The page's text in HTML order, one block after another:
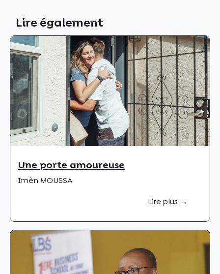
Lire également
Une porte amoureuse
Imèn MOUSSA
Lire plus →